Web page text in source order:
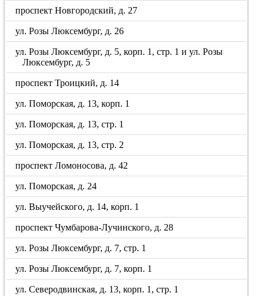
проспект Новгородский, д. 27
ул. Розы Люксембург, д. 26
ул. Розы Люксембург, д. 5, корп. 1, стр. 1 и ул. Розы
Люксембург, д. 5
проспект Троицкий, д. 14
ул. Поморская, д. 13, корп. 1
ул. Поморская, д. 13, стр. 1
ул. Поморская, д. 13, стр. 2
проспект Ломоносова, д. 42
ул. Поморская, д. 24
ул. Выучейского, д. 14, корп. 1
проспект Чумбарова-Лучинского, д. 28
ул. Розы Люксембург, д. 7, стр. 1
ул. Розы Люксембург, д. 7, корп. 1
ул. Северодвинская, д. 13, корп. 1, стр. 1